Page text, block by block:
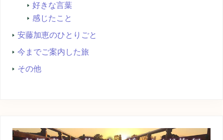
好きな言葉
感じたこと
安藤加恵のひとりごと
今までご案内した旅
その他